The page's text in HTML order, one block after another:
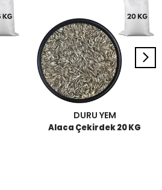
DURU YEM
Alaca Çekirdek 20 KG